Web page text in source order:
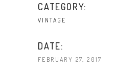
CATEGORY:
VINTAGE
DATE:
FEBRUARY 27, 2017